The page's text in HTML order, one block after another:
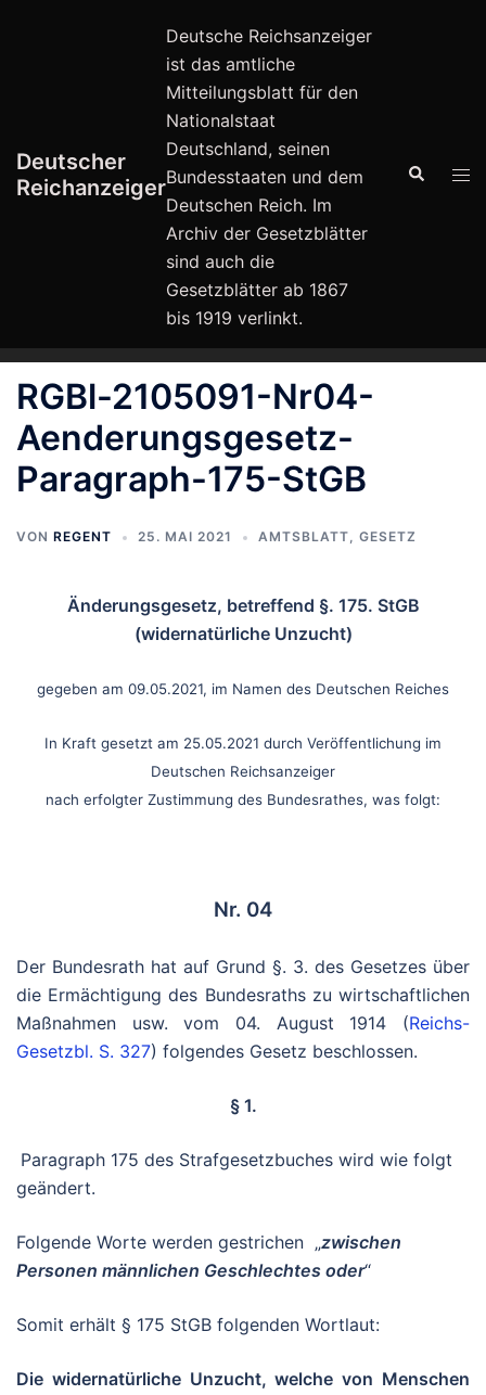
Deutscher
Reichanzeiger
Deutsche Reichsanzeiger
ist das amtliche
Mitteilungsblatt für den
Nationalstaat
Deutschland, seinen
Bundesstaaten und dem
Deutschen Reich. Im
Archiv der Gesetzblätter
sind auch die
Gesetzblätter ab 1867
bis 1919 verlinkt.
Suche
RGBl-2105091-Nr04-
Aenderungsgesetz-
Paragraph-175-StGB
VON REGENT 25. MAI 2021 AMTSBLATT, GESETZ
Änderungsgesetz, betreffend §. 175. StGB
(widernatürliche Unzucht)
gegeben am 09.05.2021, im Namen des Deutschen Reiches
In Kraft gesetzt am 25.05.2021 durch Veröffentlichung im
Deutschen Reichsanzeiger
nach erfolgter Zustimmung des Bundesrathes, was folgt:
Nr. 04
Der Bundesrath hat auf Grund §. 3. des Gesetzes über
die Ermächtigung des Bundesraths zu wirtschaftlichen
Maßnahmen usw. vom 04. August 1914 (Reichs-
Gesetzbl. S. 327) folgendes Gesetz beschlossen.
§ 1.
Paragraph 175 des Strafgesetzbuches wird wie folgt
geändert.
Folgende Worte werden gestrichen „zwischen
Personen männlichen Geschlechtes oder“
Somit erhält § 175 StGB folgenden Wortlaut:
Die widernatürliche Unzucht, welche von Menschen